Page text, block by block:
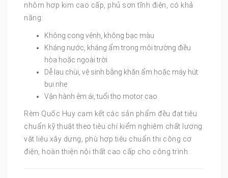
nhôm hợp kim cao cấp, phủ sơn tĩnh điện, có khả
năng:
Không cong vênh, không bạc màu
Kháng nước, kháng ẩm trong môi trường điều
hòa hoặc ngoài trời
Dễ lau chùi, vệ sinh bằng khăn ẩm hoặc máy hút
bụi nhẹ
Vận hành êm ái, tuổi thọ motor cao
Rèm Quốc Huy cam kết các sản phẩm đều đạt tiêu
chuẩn kỹ thuật theo tiêu chí kiểm nghiệm chất lượng
vật liệu xây dựng, phù hợp tiêu chuẩn thi công cơ
điện, hoàn thiện nội thất cao cấp cho công trình.